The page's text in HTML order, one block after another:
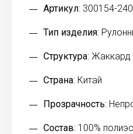
Артикул: 300154-
Тип изделия:
Структура: Жаккард
Страна: Китай
Прозрачность:
Состав: 100%